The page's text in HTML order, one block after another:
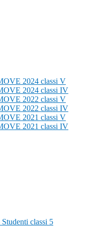
2024 classi V
2024 classi IV
2022 classi V
2022 classi IV
2021 classi V
2021 classi IV
classi 5